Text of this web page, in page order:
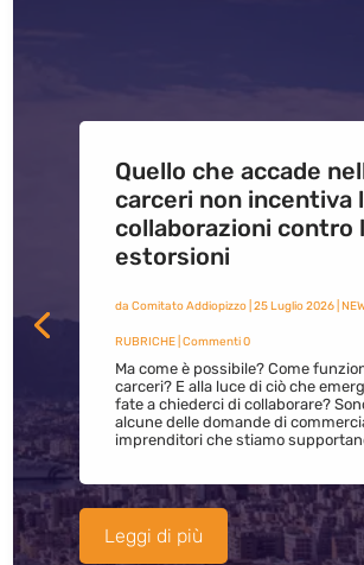
Quello che accade
carceri non incentiva
collaborazioni contro
estorsioni
da Comitato Addiopizzo| 25 Luglio 2026|
RUBRICHE| Commenti 0
Ma come è possibile? Come
carceri? E alla luce di ciò che
fate a chiederci di collaborare?
alcune delle domande di
imprenditori che stiamo
Leggi di più